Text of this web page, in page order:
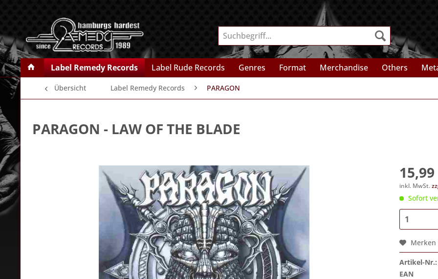
Label Remedy Records Label Rude Records Genres Format Merchandise Others
Übersicht Label Remedy Records PARAGON
PARAGON - LAW OF THE BLADE
inkl. MwSt.
Sofort
Merken
Artikel-Nr.:
EAN